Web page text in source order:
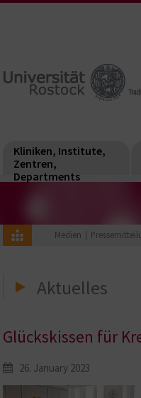
Kliniken, Institute,
Zentren,
Departments
Medien
Aktuelles
Glückskissen für
26. January 2023